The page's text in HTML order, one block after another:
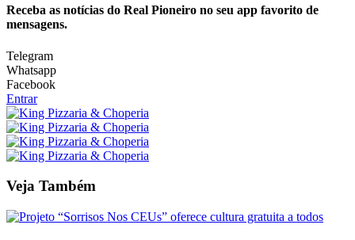
Receba as notícias do Real Pioneiro no seu app favorito de
mensagens.
Telegram
Whatsapp
Facebook
Entrar
Veja Também